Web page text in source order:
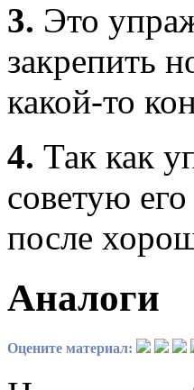
3. Это
закрепить
какой-то
4. Так как
советую
после
Аналоги
Оцените материал: